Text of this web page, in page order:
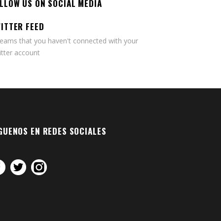
US ON SOCIAL MEDIA
FEED
that you haven't connected with your
account
EN REDES SOCIALES